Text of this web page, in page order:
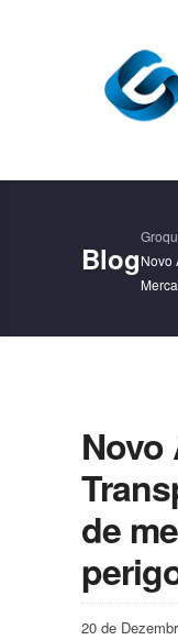
BlogNovo
Novo
de
20 de